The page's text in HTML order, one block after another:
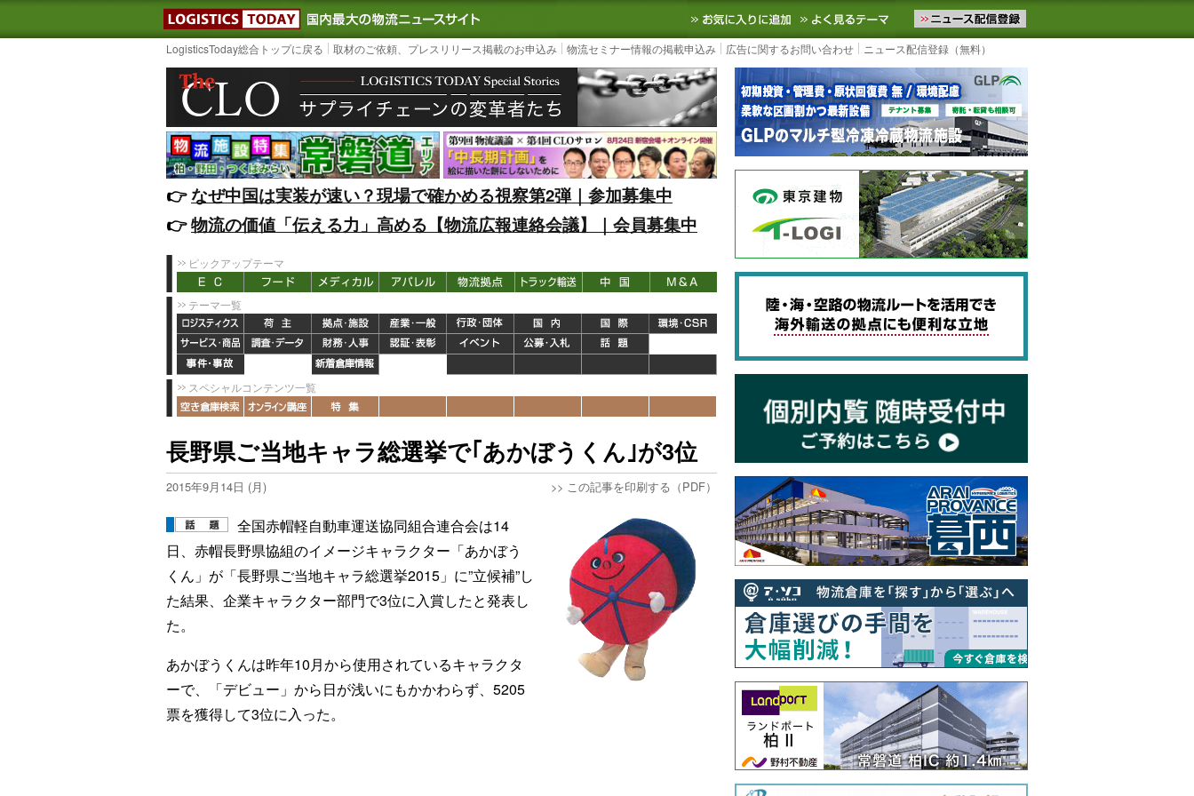
LOGISTICS TODAY｜国内最大の物流ニュースサイト3PL, SCMなど国内外の最新の物流ニュースをお届けします。物流ニュースメール配信を登録す
お気に入りに追加 よく見るテーマ
LogisticsToday総合トップに戻る 取材のご依頼、プレスリリース掲載のお申込み 物流セミナー情報の掲載申込み 広告に関するお問い合わせ ニュース配信登録（無料）
👉️なぜ中国は実装が速い？現場で確かめる視察第2弾｜参加募集中
👉️物流の価値「伝える力」高める【物流広報連絡会議】｜会員募集中
ピックアップテーマ
テーマ一覧
スペシャルコンテンツ一覧
長野県ご当地キャラ総選挙で｢あかぼうくん｣が3位
2015年9月14日 (月) >> この記事を印刷する（PDF）
全国赤帽軽自動車運送協同組合連合会は14
日、赤帽長野県協組のイメージキャラクター「あかぼう
くん」が「長野県ご当地キャラ総選挙2015」に”立候補”し
た結果、企業キャラクター部門で3位に入賞したと発表し
た。
あかぼうくんは昨年10月から使用されているキャラクタ
ーで、「デビュー」から日が浅いにもかかわらず、5205
票を獲得して3位に入った。